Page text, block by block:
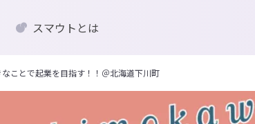
スマウトとは
ことで起業を目指す！！＠北海道下川町